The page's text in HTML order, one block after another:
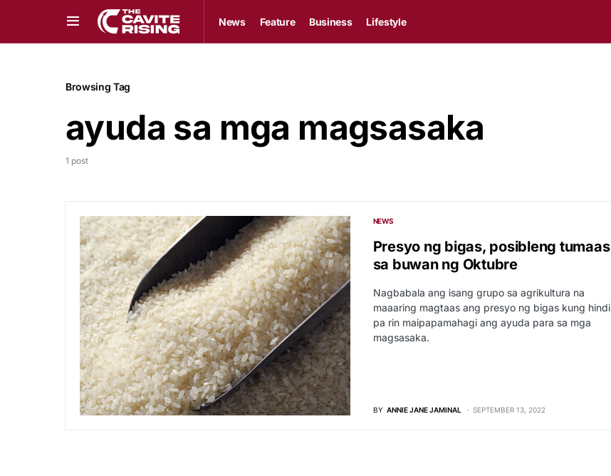
News Feature Business Lifestyle
Browsing Tag
ayuda sa mga magsasaka
1 post
NEWS
Presyo ng bigas, posibleng tumaas
sa buwan ng Oktubre
Nagbabala ang isang grupo sa agrikultura na
maaaring magtaas ang presyo ng bigas kung hindi
pa rin maipapamahagi ang ayuda para sa mga
magsasaka.
BY ANNIE JANE JAMINAL SEPTEMBER 13, 2022